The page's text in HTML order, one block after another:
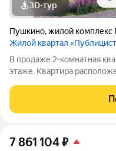
3D-тур
Пушкино,жилой комплекс
Жилой квартал
В продаже 2-комнатная
этаже. Квартира
комнатная квартира
Квартира расположена в
7 861 104₽